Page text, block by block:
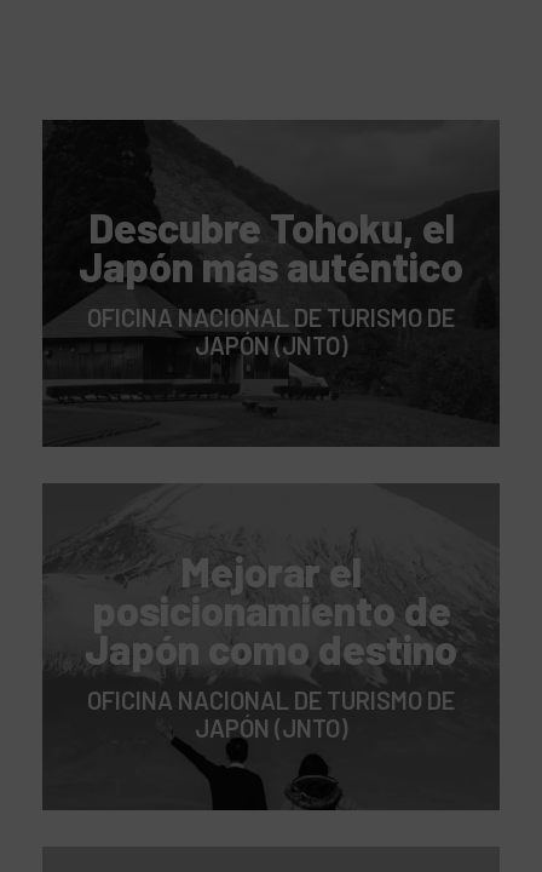
Descubre Tohoku, el
Japón más auténtico
OFICINA NACIONAL DE TURISMO DE
JAPÓN (JNTO)
Mejorar el
posicionamiento de
Japón como destino
OFICINA NACIONAL DE TURISMO DE
JAPÓN (JNTO)